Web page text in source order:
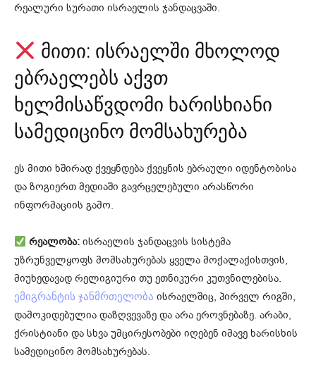
რეალური სურათი ისრაელის ჯანდაცვაში.
მითი: ისრაელში მხოლოდ
ებრაელებს აქვთ
ხელმისაწვდომი ხარისხიანი
სამედიცინო მომსახურება
ეს მითი ხშირად ქვეყნდება ქვეყნის ებრაული იდენტობისა
და ზოგიერთ მედიაში გავრცელებული არასწორი
ინფორმაციის გამო.
რეალობა: ისრაელის ჯანდაცვის სისტემა
უზრუნველყოფს მომსახურებას ყველა მოქალაქისთვის,
მიუხედავად რელიგიური თუ ეთნიკური კუთვნილებისა.
ემიგრანტის ჯანმრთელობა ისრაელშიც, პირველ რიგში,
დამოკიდებულია დაზღვევაზე და არა ეროვნებაზე. არაბი,
ქრისტიანი და სხვა უმცირესობები იღებენ იმავე ხარისხის
სამედიცინო მომსახურებას.